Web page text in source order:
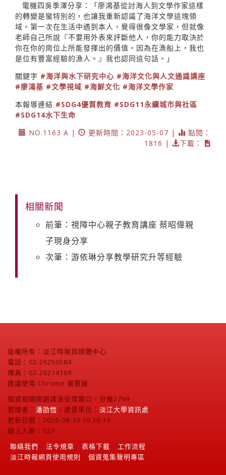
電機四吳季澤分享：「廖鴻基從討海人到文學作家這樣
的轉變是蠻特別的，也讓我重新認識了海洋文學這塊領
域。第一次在生活中遇到本人，覺得很像文學家，但就像
老師自己所說『不要用外表來評斷他人，你的能力取決於
你在你的崗位上所能發揮出的價值。因為在漁船上，我也
是位有豐富經驗的漁人。』我也認同這句話。」
關鍵字 #海洋與水下研究中心 #海洋文化與人文通識講座
#廖鴻基 #文學視域 #海鮮文化 #海洋文學作家
本報導連結 #SDG4優質教育 #SDG11永續城市與社區
#SDG14水下生命
NO.1163 A |
更新時間：2023-05-07 |
點閱：
1816 |
下載：
相關新聞
前筆：視障中心親子教育講座 蔡昭偉親
子現身分享
次筆：游依琳分享教學研究升等經驗
版權所有：淡江時報與媒體中心
電話：02-26250584
傳真：02-26214169
建議使用 Chrome 瀏覽器
個資相關問題請洽受理窗口，分機2799
管理者： 潘劭愷 / 建置單位： 淡江大學資訊處
更新日期：2026-08-10 10:10:19
線上人數：527
聯絡我們
法令規章 表格下載
工作流程
淡江時報網頁使用規則
個資蒐集聲明專區